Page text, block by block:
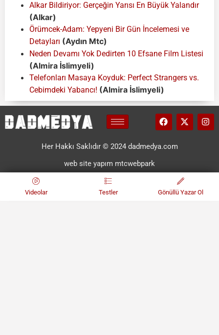
Alkar Bildiriyor: Gerçeğin Yarısı En Büyük Yalandır
(Alkar)
Örümcek-Adam: Yepyeni Bir Gün İncelemesi ve
Detayları (Aydın Mtc)
Neden Devamı Yok Dedirten 10 Efsane Film Listesi
(Almira İslimyeli)
Telefonları Masaya Koyduk: Perfect Strangers vs.
Cebimdeki Yabancı! (Almira İslimyeli)
Her Hakkı Saklıdır © 2024 dadmedya.com
web site yapım mtcwebpark
Videolar Testler Gönüllü Yazar Ol